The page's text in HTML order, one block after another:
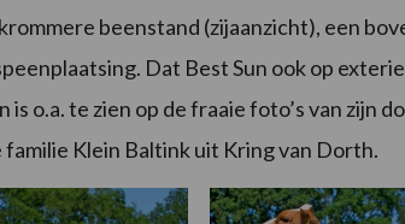
beenstand (zijaanzicht), een
Dat Best Sun ook op
o.a. te zien op de fraaie foto’s van zijn
Klein Baltink uit Kring van Dorth.